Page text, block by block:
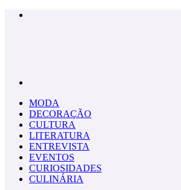
MODA
DECORAÇÃO
CULTURA
LITERATURA
ENTREVISTA
EVENTOS
CURIOSIDADES
CULINÁRIA